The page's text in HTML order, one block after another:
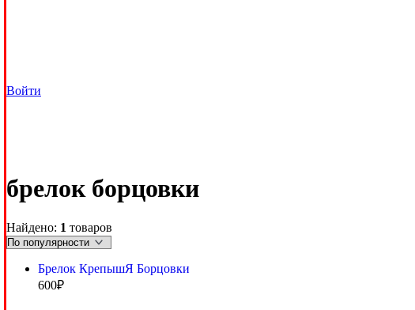
Войти
брелок борцовки
Найдено: 1 товаров
Брелок КрепышЯ Борцовки
600₽